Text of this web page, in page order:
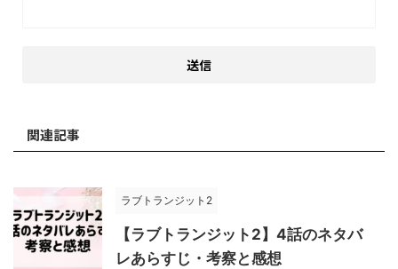
関連記事
ラブトランジット2
【ラブトランジット2】4話のネタバ
レあらすじ・考察と感想